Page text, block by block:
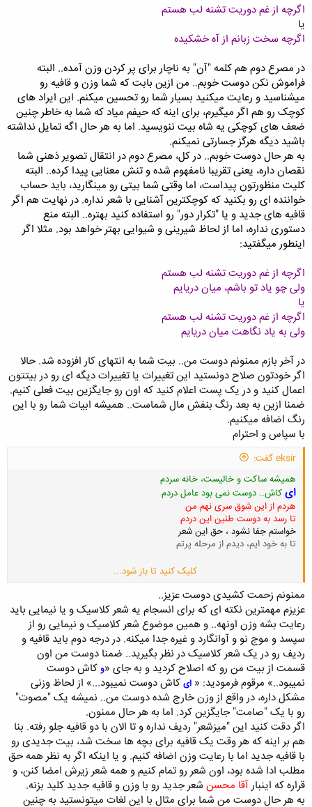
اگرچه از غم دوریت تشنه لب هستم
یا
اگرچه سخت زبانم از آه خشکیده
در مصرع دوم هم کلمه "آن" به ناچار برای پر کردن وزن آمده.. البته
فراموش نکن دوست خوبم.. من ازین بابت که شما وزن و قافیه رو
میشناسید و رعایت میکنید بسیار شما رو تحسین میکنم. این ایراد های
کوچک رو هم اگر میگیرم، برای اینه که حیفم میاد که شما به خاطر چنین
ضعف های کوچکی یه شاه بیت ننویسید. اما به هر حال اگه تمایل نداشته
باشید دیگه هرگز جسارتی نمیکنم.
به هر حال دوست خوبم.. در کل، مصرع دوم در انتقال تصویر ذهنی شما
نقصان داره، یعنی تقریبا نامفهوم شده و تنش معنایی پیدا کرده.. البته
کلیت منظورتون پیداست، اما وقتی شما بیتی رو مینگارید، باید حساب
خواننده ای رو بکنید که کوچکترین آشنایی با شعر نداره. در نهایت هم اگر
قافیه های جدید و یا "تکرار دور" رو استفاده کنید بهتره.. البته منع
دستوری نداره، اما از لحاظ شیرینی و شیوایی بهتر خواهد بود. مثلا اگر
اینطور میگفتید:
اگرچه از غم دوریت تشنه لب هستم
ولی چو یاد تو باشم، میان دریایم
یا
اگرچه از غم دوریت تشنه لب هستم
ولی به یاد نگاهت میان دریایم
در آخر بازم ممنونم دوست من.. بیت شما به انتهای کار افزوده شد. حالا
اگر خودتون صلاح دونستید این تغییرات یا تغییرات دیگه ای رو در بیتتون
اعمال کنید و در یک پست اعلام کنید که اون رو جایگزین بیت فعلی کنیم.
ضمنا ازین به بعد رنگ بنفش مال شماست.. همیشه ابیات شما رو با این
رنگ اضافه میکنیم.
با سپاس و احترام
eksir گفت:
همیشه ساکت و خالیست، خانه سردم
ایکاش.. دوست نمی بود عامل دردم
هردم از این شوق سری نهم من
تا رسد به دوست طنین اين دردم
خواستم جفا نشود ، حق اين شعر
تا به خود ايم، ديدم از مرحله پرتم
کلیک کنید تا باز شود...
ممنونم زحمت کشیدی دوست عزیز..
عزیزم مهمترین نکته ای که برای انسجام یه شعر کلاسیک و یا نیمایی باید
رعایت بشه وزن اونهه.. و همین موضوع شعر کلاسیک و نیمایی رو از
سپسد و موج نو و آوانگارد و غیره جدا میکنه. در درجه دوم باید قافیه و
ردیف رو در یک شعر کلاسیک در نظر بگیرید.. ضمنا دوست من اون
قسمت از بیت من رو که اصلاح کردید و به جای «و کاش دوست
نمیبود..» مرقوم فرمودید: « ای کاش دوست نمیبود...» از لحاظ وزنی
مشکل داره، در واقع از وزن خارج شده دوست من.. نمیشه یک "مصوت"
رو با یک "صامت" جایگزین کرد. اما به هر حال ممنون.
اگر دقت کنید این "میزشعر" ردیف نداره و تا الان با دو قافیه جلو رفته. بنا
هم بر اینه که هر وقت یک قافیه برای بچه ها سخت شد، بیت جدیدی رو
با قافیه جدید اما با رعایت وزن اضافه کنیم. و یا اینکه اگر به نظر همه حق
مطلب ادا شده بود، اون شعر رو تمام کنیم و همه شعر زیرش امضا کنن، و
قراره که اینبارآقا محسن شعر جدید رو با وزن و قافیه جدید کلید بزنه.
به هر حال دوست من شما برای مثال با این لغات میتونستید به چنین